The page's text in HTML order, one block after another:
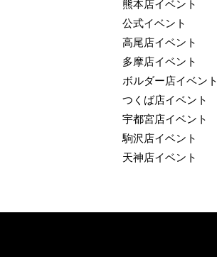
熊本店イベント
公式イベント
高尾店イベント
多摩店イベント
ボルダー店イベント
つくば店イベント
宇都宮店イベント
駒沢店イベント
天神店イベント